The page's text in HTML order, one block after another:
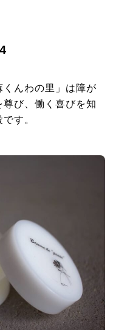
んわの里」は障が
び、働く喜びを知
す。